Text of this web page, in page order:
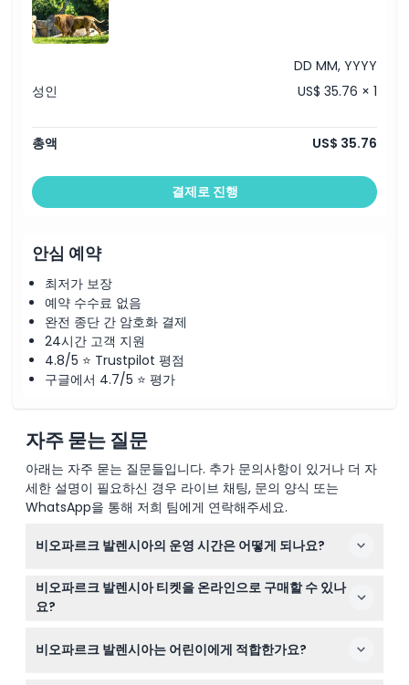
DD MM, YYYY
성인
US$ 35.76 × 1
총액 US$ 35.76
결제로 진행
안심 예약
최저가 보장
예약 수수료 없음
완전 종단 간 암호화 결제
24시간 고객 지원
4.8/5 ⭐ Trustpilot 평점
구글에서 4.7/5 ⭐ 평가
자주 묻는 질문
아래는 자주 묻는 질문들입니다. 추가 문의사항이 있거나 더 자
세한 설명이 필요하신 경우 라이브 채팅, 문의 양식 또는
WhatsApp을 통해 저희 팀에게 연락해주세요.
비오파르크 발렌시아의 운영 시간은 어떻게 되나요?
비오파르크 발렌시아는 매일 오전 10시에 문을 열며, 12월
25일과 1월 1일에는 오전 11시에 개장합니다. 폐장 시간은 일
조 시간에 따라 달라지며, 방문객은 폐장 1시간 전까지 입장
요).
비오파르크 발렌시아 티켓을 온라인으로 구매할 수 있나
요?
있습니다. 특히 붐비는 시기에는 미리 예약하시면 입장 자
비오파르크 발렌시아는 어린이에게 적합한가요?